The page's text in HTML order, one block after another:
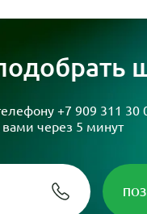
+7 909 311 30
через 5 минут